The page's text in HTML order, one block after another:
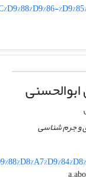
و جرم شناسی